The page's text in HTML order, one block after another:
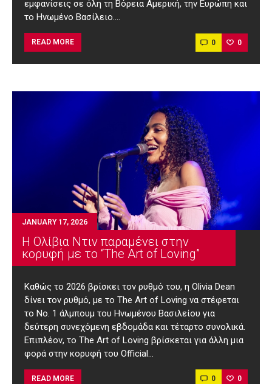
εμφανίσεις σε όλη τη Βόρεια Αμερική, την Ευρώπη και
το Ηνωμένο Βασίλειο.…
READ MORE 0 0
JANUARY 17, 2026
Η Ολίβια Ντιν παραμένει στην
κορυφή με το “The Art of Loving”
Καθώς το 2026 βρίσκει τον ρυθμό του, η Olivia Dean
δίνει τον ρυθμό, με το The Art of Loving να στέφεται
το Νο. 1 άλμπουμ του Ηνωμένου Βασιλείου για
δεύτερη συνεχόμενη εβδομάδα και τέταρτο συνολικά.
Επιπλέον, το The Art of Loving βρίσκεται για άλλη μια
φορά στην κορυφή του Official…
READ MORE 0 0